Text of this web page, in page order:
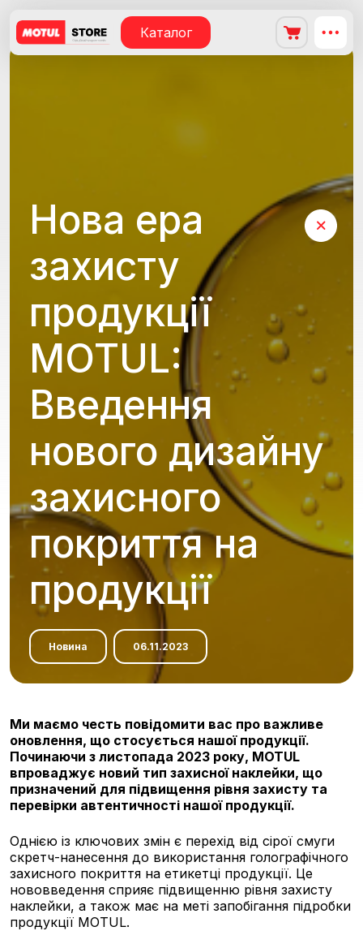
Каталог
Нова ера
захисту
продукції
MOTUL:
Введення
нового дизайну
захисного
покриття на
продукції
Новина 06.11.2023
Ми маємо честь повідомити вас про важливе
оновлення, що стосується нашої продукції.
Починаючи з листопада 2023 року, MOTUL
впроваджує новий тип захисної наклейки, що
призначений для підвищення рівня захисту та
перевірки автентичності нашої продукції.
Однією із ключових змін є перехід від сірої смуги
скретч-нанесення до використання голографічного
захисного покриття на етикетці продукції. Це
нововведення сприяє підвищенню рівня захисту
наклейки, а також має на меті запобігання підробки
продукції MOTUL.